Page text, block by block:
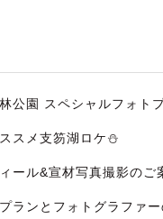
公園 スペシャルフォト
スメ支笏湖ロケ⛄️
ール&宣材写真撮影のご
ランとフォトグラファ